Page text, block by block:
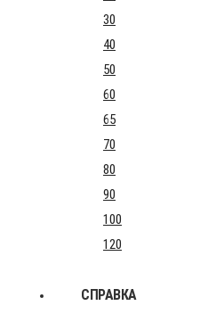
30
40
50
60
65
70
80
90
100
120
СПРАВКА